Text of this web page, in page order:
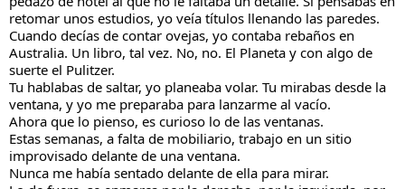
retomar unos estudios, yo veía títulos llenando las paredes.
Cuando decías de contar ovejas, yo contaba rebaños en
Australia. Un libro, tal vez. No, no. El Planeta y con algo de
suerte el Pulitzer.
Tu hablabas de saltar, yo planeaba volar. Tu mirabas desde la
ventana, y yo me preparaba para lanzarme al vacío.
Ahora que lo pienso, es curioso lo de las ventanas.
Estas semanas, a falta de mobiliario, trabajo en un sitio
improvisado delante de una ventana.
Nunca me había sentado delante de ella para mirar.